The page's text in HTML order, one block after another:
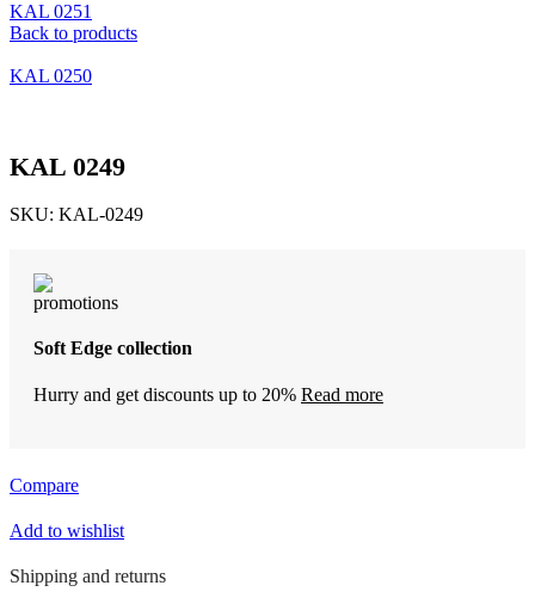
KAL 0251
Back to products
KAL 0250
KAL 0249
SKU: KAL-0249
Soft Edge collection
Hurry and get discounts up to 20% Read more
Compare
Add to wishlist
Shipping and returns